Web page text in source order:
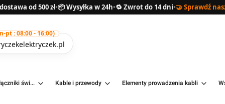
od 500 zł•📦 Wysyłka w 24h•🔁 Zwrot do 14 dni•🤝 Sprawdź
pt : 08:00 - 16:00)
świ... Kable i przewody Elementy prowadzenia kabli